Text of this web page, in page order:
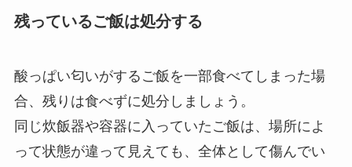
残っているご飯は処分する
酸っぱい匂いがするご飯を一部食べてしまった場
合、残りは食べずに処分しましょう。
同じ炊飯器や容器に入っていたご飯は、場所によ
って状態が違って見えても、全体として傷んでい